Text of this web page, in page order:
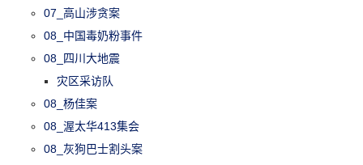
07_高山涉贪案
08_中国毒奶粉事件
08_四川大地震
灾区采访队
08_杨佳案
08_渥太华413集会
08_灰狗巴士割头案